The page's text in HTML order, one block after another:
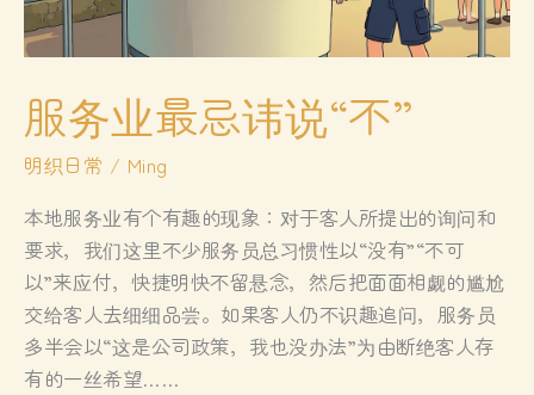
读
黄
慜
《致
母
亲》
有
感
兼
谈
以
服务业最忌讳说“不”
明织日常 / Ming
本地服务业有个有趣的现象：对于客人所提出的询问和
要求，我们这里不少服务员总习惯性以“没有”“不可
以”来应付，快捷明快不留悬念，然后把面面相觑的尴尬
交给客人去细细品尝。如果客人仍不识趣追问，服务员
多半会以“这是公司政策，我也没办法”为由断绝客人存
有的一丝希望……